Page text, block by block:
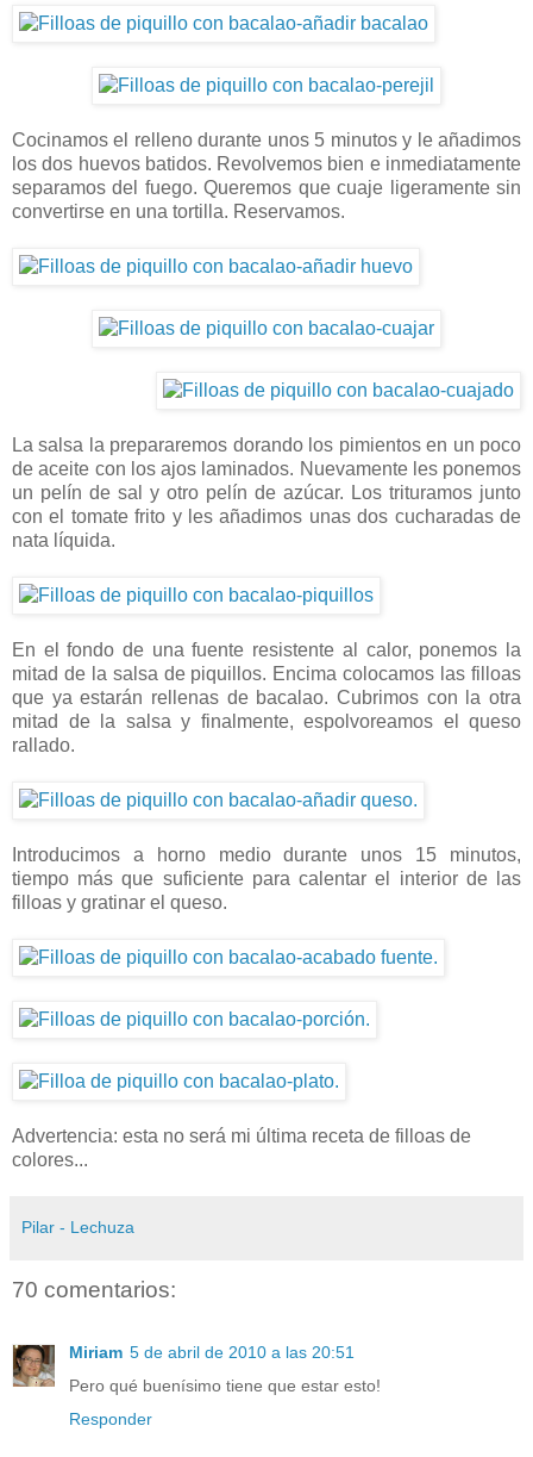
Cocinamos el relleno durante unos 5 minutos y le añadimos
los dos huevos batidos. Revolvemos bien e inmediatamente
separamos del fuego. Queremos que cuaje ligeramente sin
convertirse en una tortilla. Reservamos.
La salsa la prepararemos dorando los pimientos en un poco
de aceite con los ajos laminados. Nuevamente les ponemos
un pelín de sal y otro pelín de azúcar. Los trituramos junto
con el tomate frito y les añadimos unas dos cucharadas de
nata líquida.
En el fondo de una fuente resistente al calor, ponemos la
mitad de la salsa de piquillos. Encima colocamos las filloas
que ya estarán rellenas de bacalao. Cubrimos con la otra
mitad de la salsa y finalmente, espolvoreamos el queso
rallado.
Introducimos a horno medio durante unos 15 minutos,
tiempo más que suficiente para calentar el interior de las
filloas y gratinar el queso.
Advertencia: esta no será mi última receta de filloas de
colores...
Pilar - Lechuza
70 comentarios:
Miriam 5 de abril de 2010 a las 20:51
Pero qué buenísimo tiene que estar esto!
Responder